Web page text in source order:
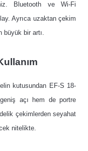
Bluetooth ve Wi-Fi
Ayrıca uzaktan çekim
büyük bir artı.
kutusundan EF-S 18-
açı hem de portre
çekimlerden seyahat
nitelikte.